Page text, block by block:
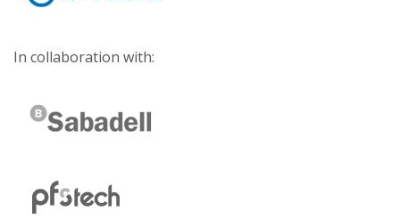
In collaboration with: